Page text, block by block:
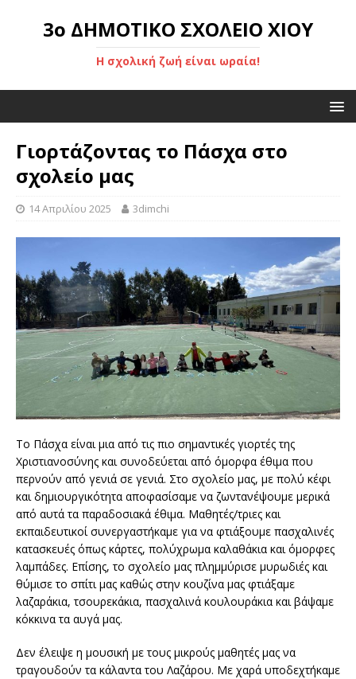
3ο ΔΗΜΟΤΙΚΟ ΣΧΟΛΕΙΟ ΧΙΟΥ
Η σχολική ζωή είναι ωραία!
Γιορτάζοντας το Πάσχα στο
σχολείο μας
14 Απριλίου 2025 3dimchi
Το Πάσχα είναι μια από τις πιο σημαντικές γιορτές της
Χριστιανοσύνης και συνοδεύεται από όμορφα έθιμα που
περνούν από γενιά σε γενιά. Στο σχολείο μας, με πολύ κέφι
και δημιουργικότητα αποφασίσαμε να ζωντανέψουμε μερικά
από αυτά τα παραδοσιακά έθιμα. Μαθητές/τριες και
εκπαιδευτικοί συνεργαστήκαμε για να φτιάξουμε πασχαλινές
κατασκευές όπως κάρτες, πολύχρωμα καλαθάκια και όμορφες
λαμπάδες. Επίσης, το σχολείο μας πλημμύρισε μυρωδιές και
θύμισε το σπίτι μας καθώς στην κουζίνα μας φτιάξαμε
λαζαράκια, τσουρεκάκια, πασχαλινά κουλουράκια και βάψαμε
κόκκινα τα αυγά μας.
Δεν έλειψε η μουσική με τους μικρούς μαθητές μας να
τραγουδούν τα κάλαντα του Λαζάρου. Με χαρά υποδεχτήκαμε